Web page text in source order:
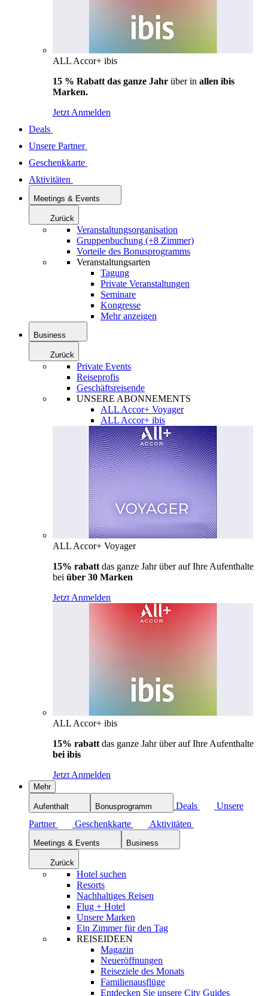
ALL Accor+ ibis
15 % Rabatt das ganze Jahr über in allen ibis
Marken.
Jetzt Anmelden
Deals
Unsere Partner
Geschenkkarte
Aktivitäten
Meetings & Events
Zurück
Veranstaltungsorganisation
Gruppenbuchung (+8 Zimmer)
Vorteile des Bonusprogramms
Veranstaltungsarten
Tagung
Private Veranstaltungen
Seminare
Kongresse
Mehr anzeigen
Business
Zurück
Private Events
Reiseprofis
Geschäftsreisende
UNSERE ABONNEMENTS
ALL Accor+ Voyager
ALL Accor+ ibis
ALL Accor+ Voyager
15% rabatt das ganze Jahr über auf Ihre Aufenthalte
bei über 30 Marken
Jetzt Anmelden
ALL Accor+ ibis
15% rabatt das ganze Jahr über auf Ihre Aufenthalte
bei ibis
Jetzt Anmelden
Mehr
Aufenthalt Bonusprogramm Deals
Unsere
Partner
Geschenkkarte Aktivitäten
Meetings & Events Business
Zurück
Hotel suchen
Resorts
Nachhaltiges Reisen
Flug + Hotel
Unsere Marken
Ein Zimmer für den Tag
REISEIDEEN
Magazin
Neueröffnungen
Reiseziele des Monats
Familienausflüge
Entdecken Sie unsere City Guides